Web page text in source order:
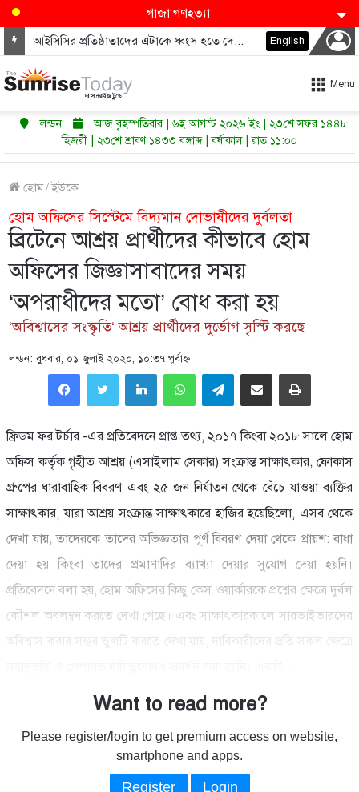
গাজা গণহত্যা
আইসিসির প্রতিষ্ঠাতাদের এটাকে ধ্বংস হতে দেওয়া উচিত নয় English
Menu
লন্ডন
আজ বৃহস্পতিবার | ৬ই আগস্ট ২০২৬ ইং | ২৩শে সফর ১৪৪৮
হিজরী | ২৩শে শ্রাবণ ১৪৩৩ বঙ্গাব্দ | বর্ষাকাল | রাত ১১:০০
হোম/ইউকে
হোম অফিসের সিস্টেমে বিদ্যমান দোভাষীদের দুর্বলতা
ব্রিটেনে আশ্রয় প্রার্থীদের কীভাবে হোম
অফিসের জিজ্ঞাসাবাদের সময়
‘অপরাধীদের মতো’ বোধ করা হয়
‘অবিশ্বাসের সংস্কৃতি‘ আশ্রয় প্রার্থীদের দুর্ভোগ সৃস্টি করছে
লন্ডন: বুধবার, ০১ জুলাই ২০২০, ১০:৩৭ পূর্বাহ্ণ
LinkedInWhatsAppTelegramShare via Email Print
ফ্রিডম ফর টর্চার -এর প্রতিবেদনে প্রাপ্ত তথ্য, ২০১৭ কিংবা ২০১৮ সালে হোম
অফিস কর্তৃক গৃহীত আশ্রয় (এসাইলাম সেকার) সংক্রান্ত সাক্ষাৎকার, ফোকাস
গ্রুপের ধারাবাহিক বিবরণ এবং ২৫ জন নির্যাতন থেকে বেঁচে যাওয়া ব্যক্তির
সাক্ষাৎকার, যারা আশ্রয় সংক্রান্ত সাক্ষাৎকারে হাজির হয়েছিলো, এসব থেকে
দেখা যায়, তাদেরকে তাদের অভিজ্ঞতার পূর্ণ বিবরণ দেয়া থেকে প্রায়শ: বাধা
দেয়া হয় কিংবা তাদের প্রমাণাদির ব্যাখ্যা দেয়ার সুযোগ দেয়া হয়নি।
প্রতিবেদনে বলা হয়, হোম অফিসের কিছু কেস ওয়ার্কারকে প্রশ্নের ক্ষেত্রে দুর্বল
কৌশল অবলম্বন করতে দেখা গেছে। এবং সাক্ষাৎকারকালে সারভাইভারদের
অবিশ্বাস করার সম্ভব ভুলটি করতে দেখা যায়, দাবিকারীদের প্রতি সকল ক্ষেত্রে
Want to read more?
Please register/login to get premium access on website,
smartphone and apps.
Register Login